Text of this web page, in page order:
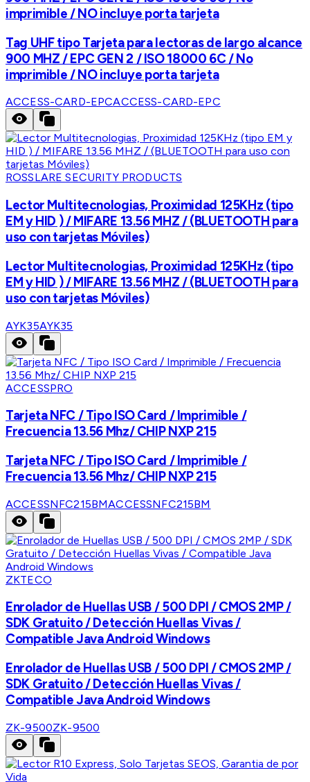
imprimible / NO incluye porta tarjeta
Tag UHF tipo Tarjeta para lectoras de largo alcance
900 MHZ / EPC GEN 2 / ISO 18000 6C / No
imprimible / NO incluye porta tarjeta
ACCESS-CARD-EPCACCESS-CARD-EPC
ROSSLARE SECURITY PRODUCTS
Lector Multitecnologias, Proximidad 125KHz (tipo
EM y HID ) / MIFARE 13.56 MHZ / (BLUETOOTH para
uso con tarjetas Móviles)
Lector Multitecnologias, Proximidad 125KHz (tipo
EM y HID ) / MIFARE 13.56 MHZ / (BLUETOOTH para
uso con tarjetas Móviles)
AYK35AYK35
ACCESSPRO
Tarjeta NFC / Tipo ISO Card / Imprimible /
Frecuencia 13.56 Mhz/ CHIP NXP 215
Tarjeta NFC / Tipo ISO Card / Imprimible /
Frecuencia 13.56 Mhz/ CHIP NXP 215
ACCESSNFC215BMACCESSNFC215BM
ZKTECO
Enrolador de Huellas USB / 500 DPI / CMOS 2MP /
SDK Gratuito / Detección Huellas Vivas /
Compatible Java Android Windows
Enrolador de Huellas USB / 500 DPI / CMOS 2MP /
SDK Gratuito / Detección Huellas Vivas /
Compatible Java Android Windows
ZK-9500ZK-9500